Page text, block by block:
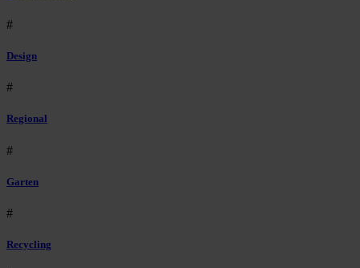
#
Design
#
Regional
#
Garten
#
Recycling